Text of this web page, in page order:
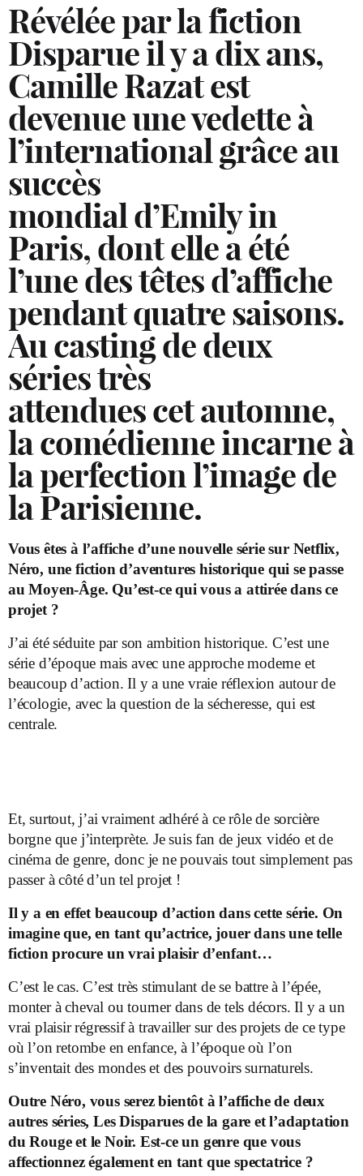
Révélée par la fiction
Disparue il y a dix ans,
Camille Razat est
devenue une vedette à
l’international grâce au
succès
mondial d’Emily in
Paris, dont elle a été
l’une des têtes d’affiche
pendant quatre saisons.
Au casting de deux
séries très
attendues cet automne,
la comédienne incarne à
la perfection l’image de
la Parisienne.
Vous êtes à l’affiche d’une nouvelle série sur Netflix,
Néro, une fiction d’aventures historique qui se passe
au Moyen-Âge. Qu’est-ce qui vous a attirée dans ce
projet ?
J’ai été séduite par son ambition historique. C’est une
série d’époque mais avec une approche moderne et
beaucoup d’action. Il y a une vraie réflexion autour de
l’écologie, avec la question de la sécheresse, qui est
centrale.
Et, surtout, j’ai vraiment adhéré à ce rôle de sorcière
borgne que j’interprète. Je suis fan de jeux vidéo et de
cinéma de genre, donc je ne pouvais tout simplement pas
passer à côté d’un tel projet !
Il y a en effet beaucoup d’action dans cette série. On
imagine que, en tant qu’actrice, jouer dans une telle
fiction procure un vrai plaisir d’enfant…
C’est le cas. C’est très stimulant de se battre à l’épée,
monter à cheval ou tourner dans de tels décors. Il y a un
vrai plaisir régressif à travailler sur des projets de ce type
où l’on retombe en enfance, à l’époque où l’on
s’inventait des mondes et des pouvoirs surnaturels.
Outre Néro, vous serez bientôt à l’affiche de deux
autres séries, Les Disparues de la gare et l’adaptation
du Rouge et le Noir. Est-ce un genre que vous
affectionnez également en tant que spectatrice ?